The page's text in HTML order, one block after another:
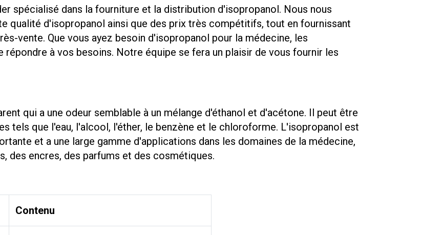
spécialisé dans la fourniture et la distribution d'isopropanol. Nous nous
qualité d'isopropanol ainsi que des prix très compétitifs, tout en fournissant
vente. Que vous ayez besoin d'isopropanol pour la médecine, les
à vos besoins. Notre équipe se fera un plaisir de vous fournir les
qui a une odeur semblable à un mélange d'éthanol et d'acétone. Il peut être
tels que l'eau, l'alcool, l'éther, le benzène et le chloroforme. L'isopropanol est
et a une large gamme d'applications dans les domaines de la médecine,
des encres, des parfums et des cosmétiques.
Contenu